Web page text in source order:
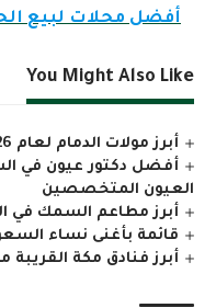
أفضل محلات لبيع
You Might Also Like
أبرز مولات الدمام لعام 2026
أفضل دكتور عيون في
العيون المتخصصين
أبرز مطاعم السمك في
قائمة بأغنى نساء
أبرز فنادق مكة القريبة